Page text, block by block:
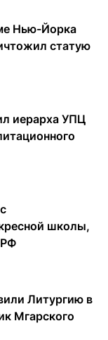
Нью-Йорка
статую
иерарха УПЦ
школы,
Литургию в
Мгарского